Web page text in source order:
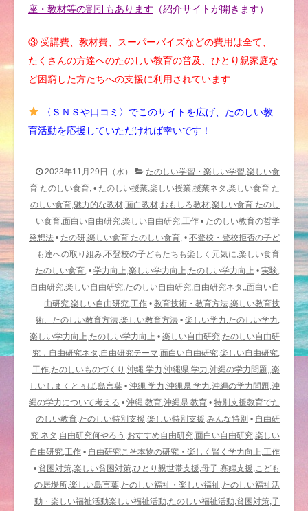
座・教材等の割引もあります （紹介サイトが開きます）
③ 受講費、教材費、スーパーバイズなどの費用は全て、
たくさんの方達へのたのしい教育の普及、ひとり親家庭な
ど困窮した方たちへの支援に利用されています
〈ＳＮＳや口コミ〉でこのサイトを広げ、たのしい教
育活動を応援していただければ幸いです！
2023年11月29日（水）
たのしい学習・楽しい学習,楽しい食
育 たのしい食育, • たのしい授業,楽しい授業,授業ネタ,楽しい食育 た
のしい食育,魅力的な教材,面白教材,おもしろ教材,楽しい食育 たのし
い食育,面白い自由研究,楽しい自由研究,工作 • たのしい教育の哲学
発想法 • たの研,楽しい食育 たのしい食育, • 不登校・登校拒否の子ど
も達への取り組み,不登校の子どもたちも楽しく元気に,楽しい食育
たのしい食育, • 学力向上,楽しい学力向上,たのしい学力向上 • 実験,
自由研究,楽しい自由研究,たのしい自由研究,自由研究ネタ,,面白い自
由研究,楽しい自由研究,工作 • 教育技術・教育方法,楽しい教育技
術、たのしい教育方法,楽しい教育方法 • 楽しい学力.たのしい学力,
楽しい学力向上,たのしい学力向上 • 楽しい自由研究,たのしい自由研
究，自由研究ネタ,自由研究テーマ,面白い自由研究,楽しい自由研究,
工作,たのしいものづくり,沖縄 学力,沖縄県 学力,沖縄の学力問題,,楽
しいしまくとぅば,島言葉 • 沖縄 学力,沖縄県 学力,沖縄の学力問題,沖
縄の学力について考える • 沖縄 教育,沖縄県 教育 • 特別支援教育でた
のしい教育,たのしい特別支援,楽しい特別支援,みんな特別 • 自由研
究 ネタ,自由研究何やろう,おすすめ自由研究,面白い自由研究,楽しい
自由研究,工作 • 自由研究こそ本物の研究・楽しく賢く学力向上,工作
• 貧困対策,楽しい貧困対策,ひとり親世帯支援,母子 寡婦支援,こども
の居場所,楽しい島言葉,たのしい福祉・楽しい福祉,たのしい福祉活
動・楽しい福祉活動楽しい福祉活動,たのしい福祉活動,貧困対策,子